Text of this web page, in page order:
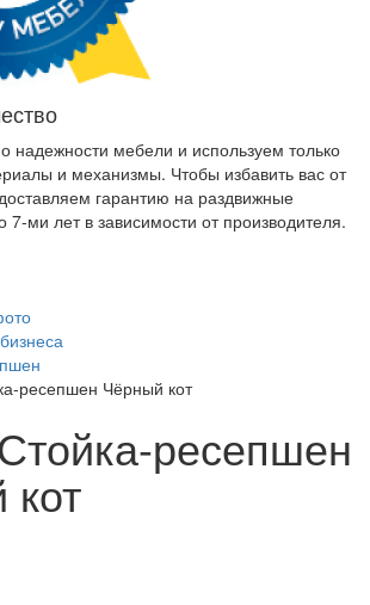
мебели и используем только
и механизмы. Чтобы избавить вас от
гарантию на раздвижные
7-ми лет в зависимости от производителя.
ресепшен Чёрный кот
ресепшен